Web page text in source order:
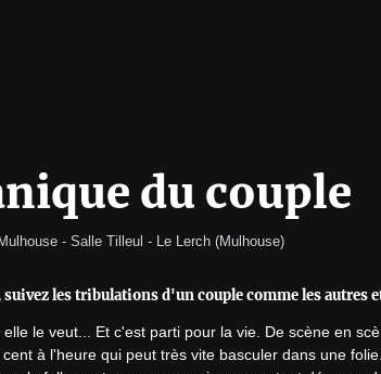
du couple
- Salle Tilleul - Le Lerch (Mulhouse)
suivez les tribulations d'un couple comme les autres
le veut... Et c'est parti pour la vie. De scène en
à l'heure qui peut très vite basculer dans une